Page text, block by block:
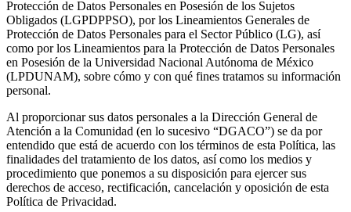
Protección de Datos Personales en Posesión de los Sujetos
Obligados (LGPDPPSO), por los Lineamientos Generales de
Protección de Datos Personales para el Sector Público (LG), así
como por los Lineamientos para la Protección de Datos Personales
en Posesión de la Universidad Nacional Autónoma de México
(LPDUNAM), sobre cómo y con qué fines tratamos su información
personal.
Al proporcionar sus datos personales a la Dirección General de
Atención a la Comunidad (en lo sucesivo “DGACO”) se da por
entendido que está de acuerdo con los términos de esta Política, las
finalidades del tratamiento de los datos, así como los medios y
procedimiento que ponemos a su disposición para ejercer sus
derechos de acceso, rectificación, cancelación y oposición de esta
Política de Privacidad.